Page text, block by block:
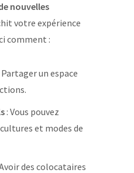
nouvelles
votre expérience
comment :
un espace
: Vous pouvez
et modes de
des colocataires